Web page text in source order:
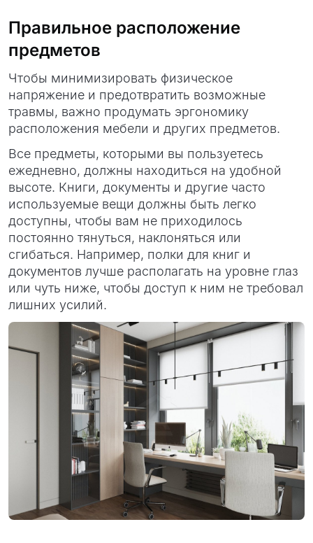
Правильное расположение
предметов
Чтобы минимизировать физическое
напряжение и предотвратить возможные
травмы, важно продумать эргономику
расположения мебели и других предметов.
Все предметы, которыми вы пользуетесь
ежедневно, должны находиться на удобной
высоте. Книги, документы и другие часто
используемые вещи должны быть легко
доступны, чтобы вам не приходилось
постоянно тянуться, наклоняться или
сгибаться. Например, полки для книг и
документов лучше располагать на уровне глаз
или чуть ниже, чтобы доступ к ним не требовал
лишних усилий.